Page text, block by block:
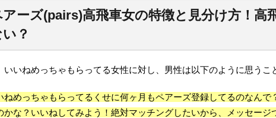
ーズ(pairs)高飛車女の特徴と見分け方！高
？
いいねめっちゃもらってる女性に対し、男性は以下のように思うこ
ねめっちゃもらってるくせに何ヶ月もペアーズ登録してるのなんで
かな？いいねしてみよう！絶対マッチングしたいから、メッセージ